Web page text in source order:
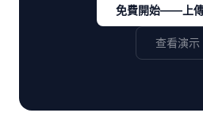
免費開始——上
查看演示